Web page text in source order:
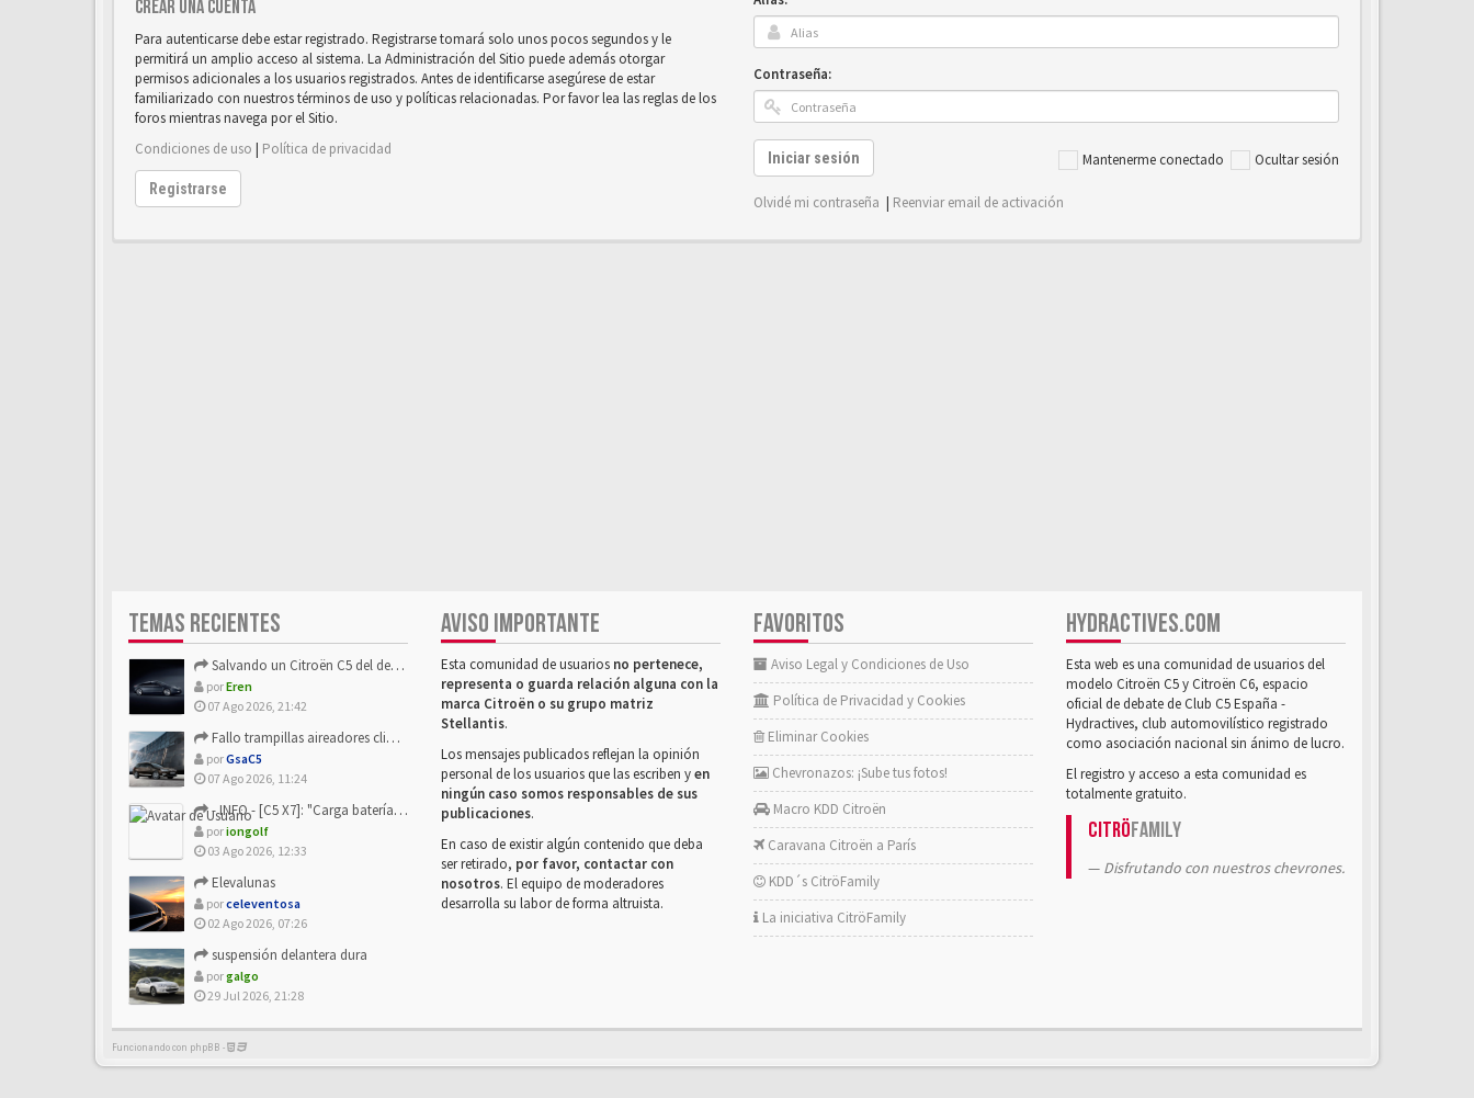
Crear una cuenta
Para autenticarse debe estar registrado. Registrarse tomará solo unos pocos segundos y le
permitirá un amplio acceso al sistema. La Administración del Sitio puede además otorgar
permisos adicionales a los usuarios registrados. Antes de identificarse asegúrese de estar
familiarizado con nuestros términos de uso y políticas relacionadas. Por favor lea las reglas de los
foros mientras navega por el Sitio.
Condiciones de uso | Política de privacidad
Registrarse
Contraseña:
Mantenerme conectado Ocultar sesión
Iniciar sesión
Olvidé mi contraseña | Reenviar email de activación
TEMAS RECIENTES
Salvando un Citroën C5 del desguace: Presentación y seguimiento
porEren
07 Ago 2026, 21:42
Fallo trampillas aireadores climatizador
porGsaC5
07 Ago 2026, 11:24
- INFO - [C5 X7]: "Carga batería o alimentación eléctri...
poriongolf
03 Ago 2026, 12:33
Elevalunas
porceleventosa
02 Ago 2026, 07:26
suspensión delantera dura
porgalgo
29 Jul 2026, 21:28
AVISO IMPORTANTE
Esta comunidad de usuarios no pertenece,
representa o guarda relación alguna con la
marca Citroën o su grupo matriz
Stellantis.
Los mensajes publicados reflejan la opinión
personal de los usuarios que las escriben yen
ningún caso somos responsables de sus
publicaciones.
En caso de existir algún contenido que deba
ser retirado, por favor, contactar con
nosotros. El equipo de moderadores
desarrolla su labor de forma altruista.
FAVORITOS
Aviso Legal y Condiciones de Uso
Política de Privacidad y Cookies
Eliminar Cookies
Chevronazos: ¡Sube tus fotos!
Macro KDD Citroën
Caravana Citroën a París
KDD´s CitröFamily
La iniciativa CitröFamily
HYDRACTIVES.COM
Esta web es una comunidad de usuarios del
modelo Citroën C5 y Citroën C6, espacio
oficial de debate de Club C5 España -
Hydractives, club automovilístico registrado
como asociación nacional sin ánimo de lucro.
El registro y acceso a esta comunidad es
totalmente gratuito.
CitröFamily
Disfrutando con nuestros chevrones.
Funcionando con phpBB -